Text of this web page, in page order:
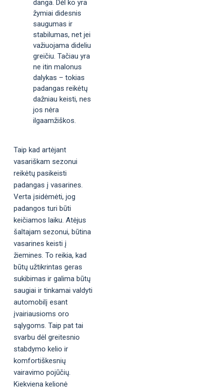
danga. Dėl ko yra
žymiai didesnis
saugumas ir
stabilumas, net jei
važiuojama dideliu
greičiu. Tačiau yra
ne itin malonus
dalykas – tokias
padangas reikėtų
dažniau keisti, nes
jos nėra
ilgaamžiškos.
Taip kad artėjant
vasariškam sezonui
reikėtų pasikeisti
padangas į vasarines.
Verta įsidėmėti, jog
padangos turi būti
keičiamos laiku. Atėjus
šaltajam sezonui, būtina
vasarines keisti į
žiemines. To reikia, kad
būtų užtikrintas geras
sukibimas ir galima būtų
saugiai ir tinkamai valdyti
automobilį esant
įvairiausioms oro
sąlygoms. Taip pat tai
svarbu dėl greitesnio
stabdymo kelio ir
komfortiškesnių
vairavimo pojūčių.
Kiekviena kelionė